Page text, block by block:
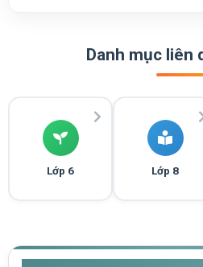
Danh mục liên
Lớp 6 Lớp 8